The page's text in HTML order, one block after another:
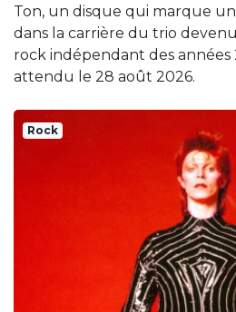
Ton, un disque qui marque
dans la carrière du trio
rock indépendant des années
attendu le 28 août 2026.
Rock